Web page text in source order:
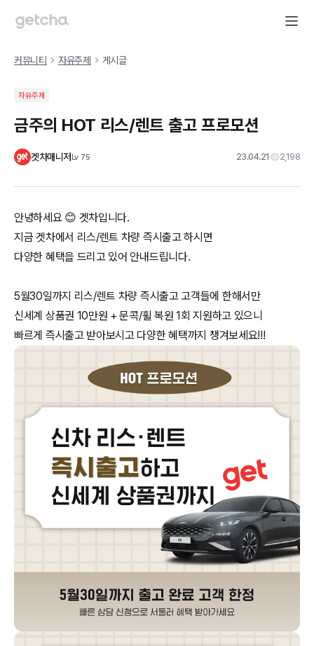
커뮤니티 자유주제 게시글
자유주제
금주의 HOT 리스/렌트 출고 프로모션
겟차매니저Lv 75 23.04.21 2,198
안녕하세요 😊 겟차입니다.
지금 겟차에서 리스/렌트 차량 즉시출고 하시면
다양한 혜택을 드리고 있어 안내드립니다.
5월30일까지 리스/렌트 차량 즉시출고 고객들에 한해서만
신세계 상품권 10만원 + 문콕/휠 복원 1회 지원하고 있으니
빠르게 즉시출고 받아보시고 다양한 혜택까지 챙겨보세요!!!